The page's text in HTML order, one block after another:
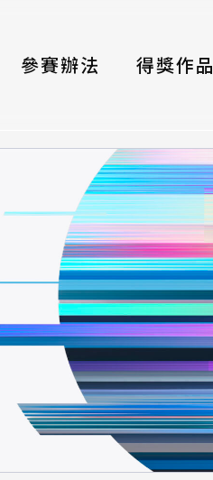
參賽辦法
時程與類別
報名格式
評選與獎項
簡章與年鑑
常見問題
得獎作品